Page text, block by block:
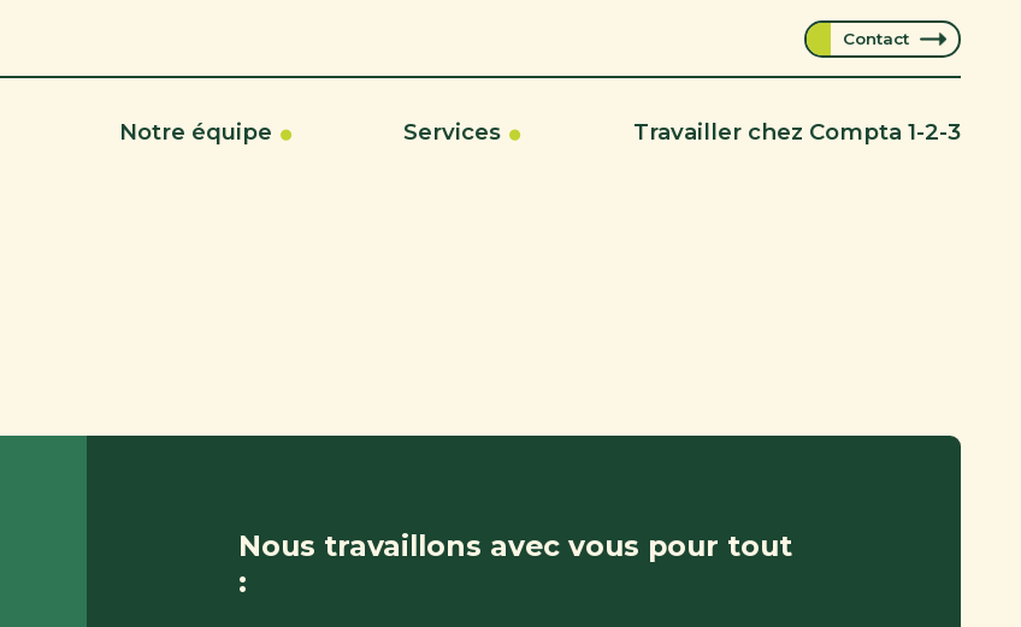
Contact
Notre équipe Services Travailler chez Compta 1-2-3
Nous travaillons avec vous pour tout
: